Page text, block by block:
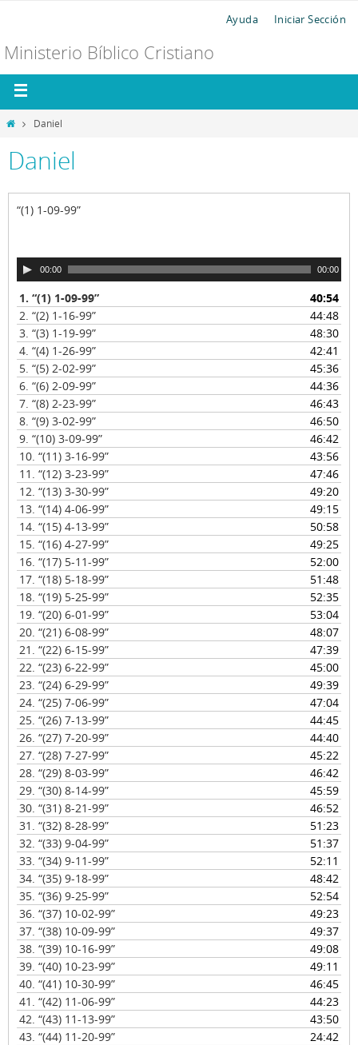
Ayuda Iniciar Sección
Ministerio Bíblico Cristiano
Daniel
Daniel
“(1) 1-09-99”
R
e
p
r
o
d
u
c
t
o
r
d
e
a
u
d
i
o
00:00 00:00
1. “(1) 1-09-99”
40:54
2. “(2) 1-16-99”
44:48
3. “(3) 1-19-99”
48:30
4. “(4) 1-26-99”
42:41
5. “(5) 2-02-99”
45:36
6. “(6) 2-09-99”
44:36
7. “(8) 2-23-99”
46:43
8. “(9) 3-02-99”
46:50
9. “(10) 3-09-99”
46:42
10. “(11) 3-16-99”
43:56
11. “(12) 3-23-99”
47:46
12. “(13) 3-30-99”
49:20
13. “(14) 4-06-99”
49:15
14. “(15) 4-13-99”
50:58
15. “(16) 4-27-99”
49:25
16. “(17) 5-11-99”
52:00
17. “(18) 5-18-99”
51:48
18. “(19) 5-25-99”
52:35
19. “(20) 6-01-99”
53:04
20. “(21) 6-08-99”
48:07
21. “(22) 6-15-99”
47:39
22. “(23) 6-22-99”
45:00
23. “(24) 6-29-99”
49:39
24. “(25) 7-06-99”
47:04
25. “(26) 7-13-99”
44:45
26. “(27) 7-20-99”
44:40
27. “(28) 7-27-99”
45:22
28. “(29) 8-03-99”
46:42
29. “(30) 8-14-99”
45:59
30. “(31) 8-21-99”
46:52
31. “(32) 8-28-99”
51:23
32. “(33) 9-04-99”
51:37
33. “(34) 9-11-99”
52:11
34. “(35) 9-18-99”
48:42
35. “(36) 9-25-99”
52:54
36. “(37) 10-02-99”
49:23
37. “(38) 10-09-99”
49:37
38. “(39) 10-16-99”
49:08
39. “(40) 10-23-99”
49:11
40. “(41) 10-30-99”
46:45
41. “(42) 11-06-99”
44:23
42. “(43) 11-13-99”
43:50
43. “(44) 11-20-99”
24:42